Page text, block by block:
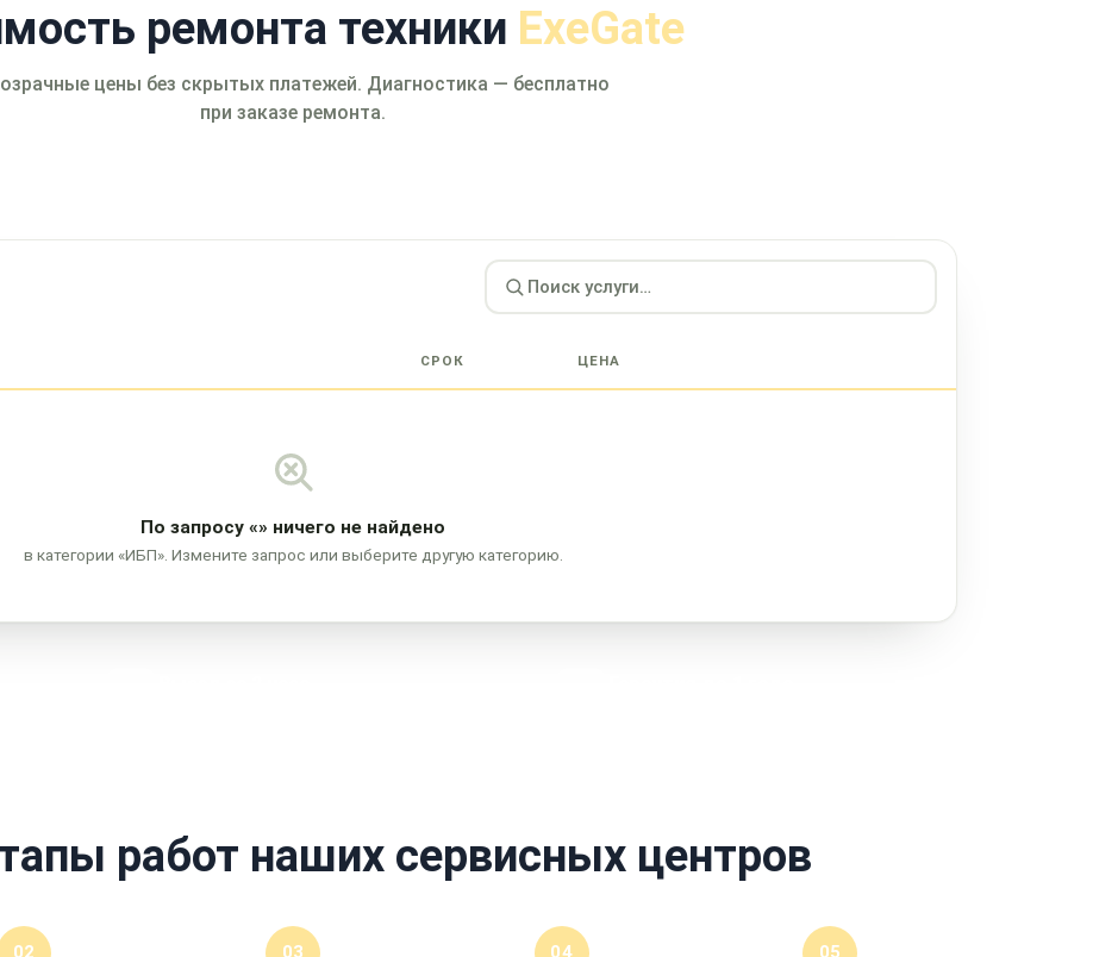
ремонта техники ExeGate
цены без скрытых платежей. Диагностика — бесплатно
при заказе ремонта.
СРОК ЦЕНА
По запросу «» ничего не найдено
в категории «ИБП». Измените запрос или выберите другую категорию.
работ наших сервисных центров
02 03 04 05